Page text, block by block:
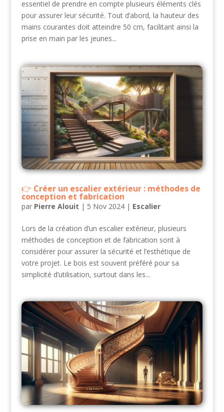
essentiel de prendre en compte plusieurs éléments clés
pour assurer leur sécurité. Tout d’abord, la hauteur des
mains courantes doit atteindre 50 cm, facilitant ainsi la
prise en main par les jeunes...
Créer un escalier extérieur : méthodes de
conception et fabrication
par Pierre Alouit | 5 Nov 2024| Escalier
Lors de la création d’un escalier extérieur, plusieurs
méthodes de conception et de fabrication sont à
considérer pour assurer la sécurité et l’esthétique de
votre projet. Le bois est souvent préféré pour sa
simplicité d’utilisation, surtout dans les...